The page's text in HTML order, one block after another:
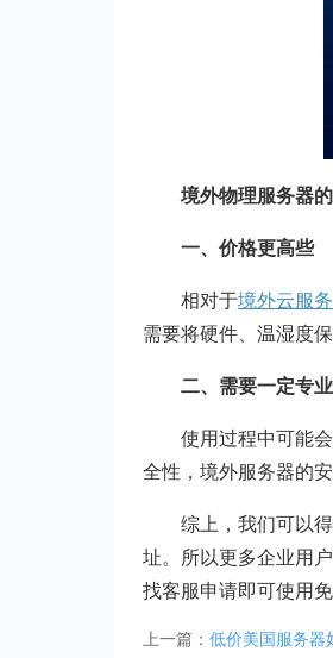
境外物理服务器
一、价格更高些
相对于境外云服
需要将硬件、温湿度
二、需要一定专
使用过程中可能
全性，境外服务器的
综上，我们可以
址。所以更多企业用
找客服申请即可使用
上一篇： 低价美国服务器